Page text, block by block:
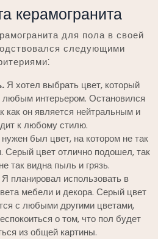
керамогранита
для пола в своей
следующими
Я хотел выбрать цвет, который
любым интерьером. Остановился
как он является нейтральным и
к любому стилю.
был цвет, на котором не так
Серый цвет отлично подошел, так
так видна пыль и грязь.
Я планировал использовать в
мебели и декора. Серый цвет
с любыми другими цветами,
о том, что пол будет
из общей картины.